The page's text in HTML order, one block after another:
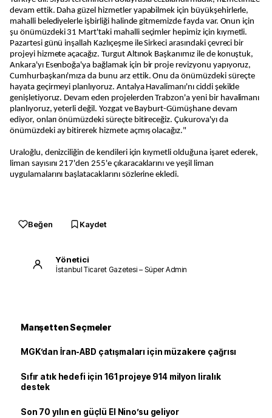
devam ettik. Daha güzel hizmetler yapabilmek için büyükşehirlerle,
mahalli belediyelerle işbirliği halinde gitmemizde fayda var. Onun için
şu önümüzdeki 31 Mart'taki mahalli seçimler hepimiz için kıymetli.
Pazartesi günü inşallah Kazlıçeşme ile Sirkeci arasındaki çevreci bir
projeyi hizmete açacağız. Turgut Altınok Başkanımız ile de konuştuk,
Ankara'yı Esenboğa'ya bağlamak için bir proje revizyonu yapıyoruz,
Cumhurbaşkanı'mıza da bunu arz ettik. Onu da önümüzdeki süreçte
hayata geçirmeyi planlıyoruz. Antalya Havalimanı'nı ciddi şekilde
genişletiyoruz. Devam eden projelerden Trabzon'a yeni bir havalimanı
planlıyoruz, yeterli değil. Yozgat ve Bayburt-Gümüşhane devam
ediyor, onları önümüzdeki süreçte bitireceğiz. Çukurova'yı da
önümüzdeki ay bitirerek hizmete açmış olacağız."
Uraloğlu, denizciliğin de kendileri için kıymetli olduğuna işaret ederek,
liman sayısını 217'den 255'e çıkaracaklarını ve yeşil liman
uygulamalarını başlatacaklarını sözlerine ekledi.
Beğen Kaydet
Yönetici
İstanbul Ticaret Gazetesi – Süper Admin
Manşetten Seçmeler
MGK’dan İran-ABD çatışmaları için müzakere çağrısı
Sıfır atık hedefi için 161 projeye 914 milyon liralık
destek
Son 70 yılın en güçlü El Nino’su geliyor